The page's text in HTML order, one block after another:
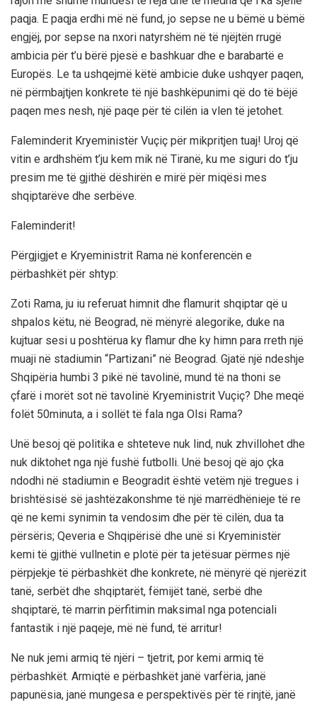
paqja. E paqja erdhi më në fund, jo sepse ne u bëmë u bëmë
engjëj, por sepse na nxori natyrshëm në të njëjtën rrugë
ambicia për t’u bërë pjesë e bashkuar dhe e barabartë e
Europës. Le ta ushqejmë këtë ambicie duke ushqyer paqen,
në përmbajtjen konkrete të një bashkëpunimi që do të bëjë
paqen mes nesh, një paqe për të cilën ia vlen të jetohet.
Faleminderit Kryeministër Vuçiç për mikpritjen tuaj! Uroj që
vitin e ardhshëm t’ju kem mik në Tiranë, ku me siguri do t’ju
presim me të gjithë dëshirën e mirë për miqësi mes
shqiptarëve dhe serbëve.
Faleminderit!
Përgjigjet e Kryeministrit Rama në konferencën e
përbashkët për shtyp:
Zoti Rama, ju iu referuat himnit dhe flamurit shqiptar që u
shpalos këtu, në Beograd, në mënyrë alegorike, duke na
kujtuar sesi u poshtërua ky flamur dhe ky himn para rreth një
muaji në stadiumin “Partizani” në Beograd. Gjatë një ndeshje
Shqipëria humbi 3 pikë në tavolinë, mund të na thoni se
çfarë i morët sot në tavolinë Kryeministrit Vuçiç? Dhe meqë
folët 50minuta, a i sollët të fala nga Olsi Rama?
Unë besoj që politika e shteteve nuk lind, nuk zhvillohet dhe
nuk diktohet nga një fushë futbolli. Unë besoj që ajo çka
ndodhi në stadiumin e Beogradit është vetëm një tregues i
brishtësisë së jashtëzakonshme të një marrëdhënieje të re
që ne kemi synimin ta vendosim dhe për të cilën, dua ta
përsëris; Qeveria e Shqipërisë dhe unë si Kryeministër
kemi të gjithë vullnetin e plotë për ta jetësuar përmes një
përpjekje të përbashkët dhe konkrete, në mënyrë që njerëzit
tanë, serbët dhe shqiptarët, fëmijët tanë, serbë dhe
shqiptarë, të marrin përfitimin maksimal nga potenciali
fantastik i një paqeje, më në fund, të arritur!
Ne nuk jemi armiq të njëri – tjetrit, por kemi armiq të
përbashkët. Armiqtë e përbashkët janë varfëria, janë
papunësia, janë mungesa e perspektivës për të rinjtë, janë